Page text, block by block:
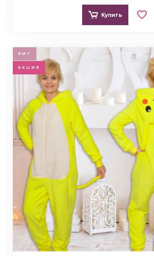
Купить
ХИТ
АКЦИЯ